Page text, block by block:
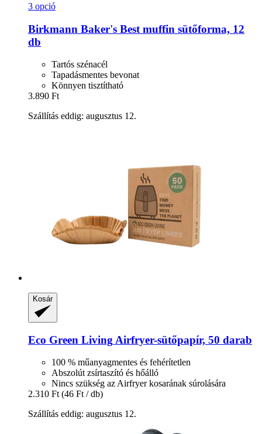
3 opció
Birkmann Baker's Best muffin sütőforma, 12
db
Tartós szénacél
Tapadásmentes bevonat
Könnyen tisztítható
3.890 Ft
Szállítás eddig: augusztus 12.
Kosár
Eco Green Living Airfryer-​sütőpapír, 50 darab
100 % műanyagmentes és fehérítetlen
Abszolút zsírtaszító és hőálló
Nincs szükség az Airfryer kosarának súrolására
2.310 Ft (46 Ft / db)
Szállítás eddig: augusztus 12.